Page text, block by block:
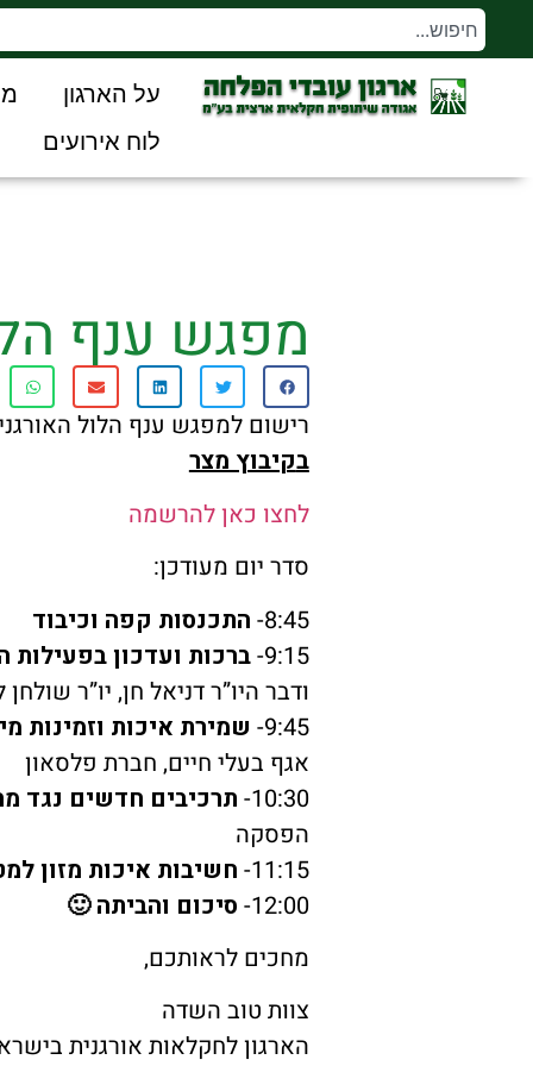
על הארגון
לוח אירועים
מפגש ענף הלול
רישום למפגש ענף הלול
בקיבוץ מצר
לחצו כאן להרשמה
סדר יום מעודכן:
8:45- התכנסות קפה וכיבוד
9:15- ברכות ועדכון בפעילות
ודבר היו”ר דניאל חן, יו”ר שולחן
9:45- שמירת איכות וזמינות
אגף בעלי חיים, חברת פלסאון
10:30- תרכיבים חדשים נגד
הפסקה
11:15- חשיבות איכות מזון
12:00- סיכום והביתה 🙂
מחכים לראותכם,
צוות טוב השדה
הארגון לחקלאות אורגנית